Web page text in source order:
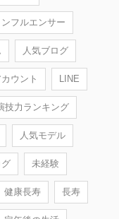
ンフルエンサー
人気ブログ
ウント LINE
技力ランキング
人気モデル
未経験
健康長寿 長寿